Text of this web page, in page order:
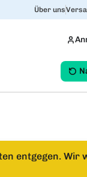
Über uns
entgegen. Wir